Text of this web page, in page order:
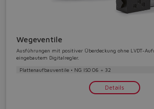
Wegeventile
Ausführungen mit positiver Überdeckung ohne LVDT-
eingebautem Digitalregler.
Plattenaufbauventile • NG ISO 06 ÷ 32
Details